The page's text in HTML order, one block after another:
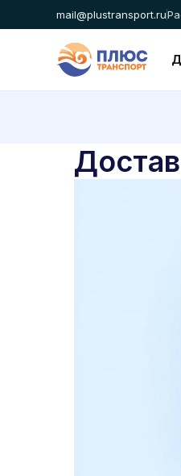
mail@plustransport.ru